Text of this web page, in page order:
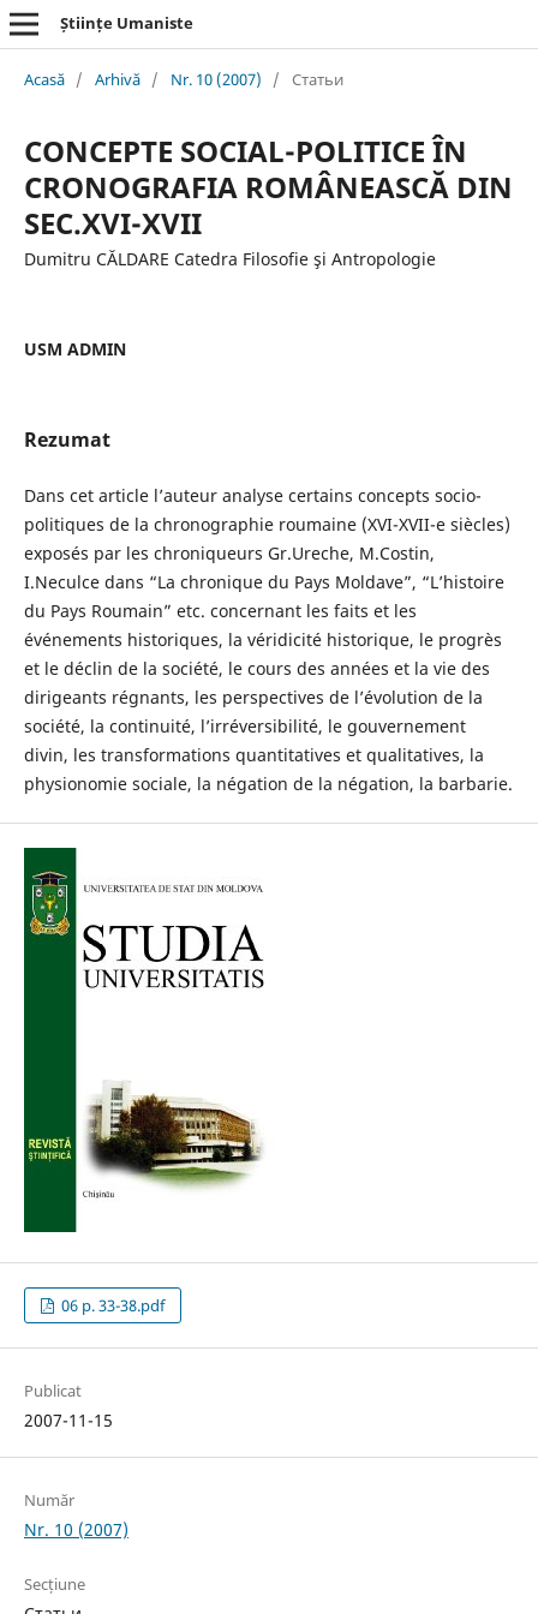
Științe Umaniste
Acasă / Arhivă / Nr. 10 (2007) / Статьи
CONCEPTE SOCIAL-POLITICE ÎN
CRONOGRAFIA ROMÂNEASCĂ DIN
SEC.XVI-XVII
Dumitru CĂLDARE Catedra Filosofie şi Antropologie
USM ADMIN
Rezumat
Dans cet article l’auteur analyse certains concepts socio-
politiques de la chronographie roumaine (XVI-XVII-e siècles)
exposés par les chroniqueurs Gr.Ureche, M.Costin,
I.Neculce dans “La chronique du Pays Moldave”, “L’histoire
du Pays Roumain” etc. concernant les faits et les
événements historiques, la véridicité historique, le progrès
et le déclin de la société, le cours des années et la vie des
dirigeants régnants, les perspectives de l’évolution de la
société, la continuité, l’irréversibilité, le gouvernement
divin, les transformations quantitatives et qualitatives, la
physionomie sociale, la négation de la négation, la barbarie.
06 p. 33-38.pdf
Publicat
2007-11-15
Număr
Nr. 10 (2007)
Secțiune